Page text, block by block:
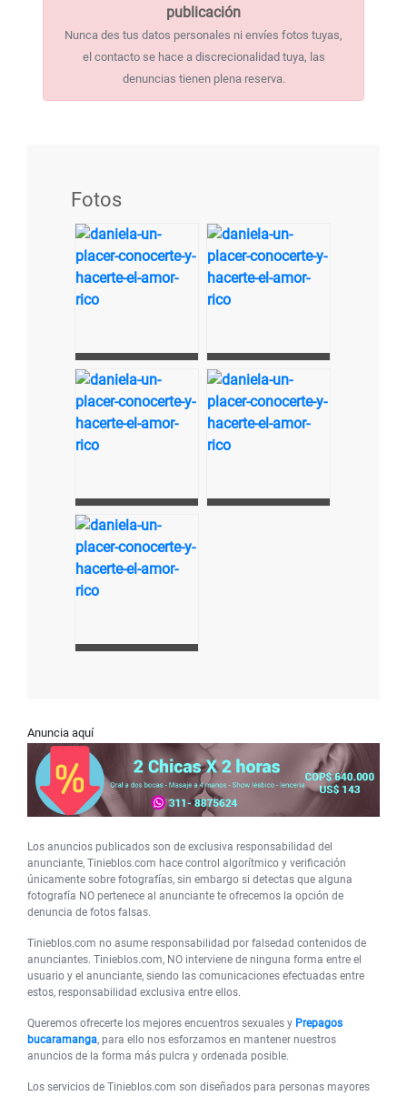
publicación
Nunca des tus datos personales ni envíes fotos tuyas,
el contacto se hace a discrecionalidad tuya, las
denuncias tienen plena reserva.
Fotos
Anuncia aquí
Los anuncios publicados son de exclusiva responsabilidad del
anunciante, Tinieblos.com hace control algorítmico y verificación
únicamente sobre fotografías, sin embargo si detectas que alguna
fotografía NO pertenece al anunciante te ofrecemos la opción de
denuncia de fotos falsas.
Tinieblos.com no asume responsabilidad por falsedad contenidos de
anunciantes. Tinieblos.com, NO interviene de ninguna forma entre el
usuario y el anunciante, siendo las comunicaciones efectuadas entre
estos, responsabilidad exclusiva entre ellos.
Queremos ofrecerte los mejores encuentros sexuales y Prepagos
bucaramanga, para ello nos esforzamos en mantener nuestros
anuncios de la forma más pulcra y ordenada posible.
Los servicios de Tinieblos.com son diseñados para personas mayores